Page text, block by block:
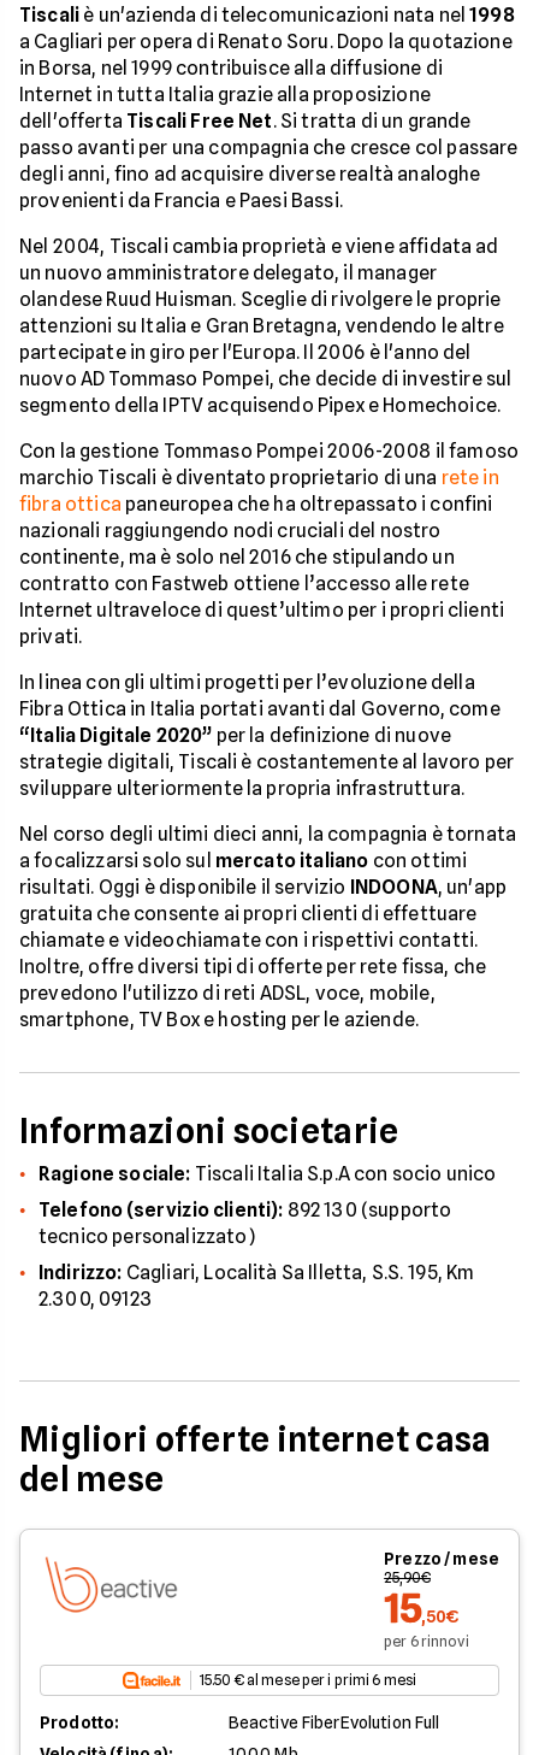
Tiscali è un'azienda di telecomunicazioni nata nel1998
a Cagliari per opera di Renato Soru. Dopo la quotazione
in Borsa, nel 1999 contribuisce alla diffusione di
Internet in tutta Italia grazie alla proposizione
dell'offerta Tiscali Free Net. Si tratta di un grande
passo avanti per una compagnia che cresce col passare
degli anni, fino ad acquisire diverse realtà analoghe
provenienti da Francia e Paesi Bassi.
Nel 2004, Tiscali cambia proprietà e viene affidata ad
un nuovo amministratore delegato, il manager
olandese Ruud Huisman. Sceglie di rivolgere le proprie
attenzioni su Italia e Gran Bretagna, vendendo le altre
partecipate in giro per l'Europa. Il 2006 è l'anno del
nuovo AD Tommaso Pompei, che decide di investire sul
segmento della IPTV acquisendo Pipex e Homechoice.
Con la gestione Tommaso Pompei 2006-2008 il famoso
marchio Tiscali è diventato proprietario di una rete in
fibra ottica paneuropea che ha oltrepassato i confini
nazionali raggiungendo nodi cruciali del nostro
continente, ma è solo nel 2016 che stipulando un
contratto con Fastweb ottiene l’accesso alle rete
Internet ultraveloce di quest’ultimo per i propri clienti
privati.
In linea con gli ultimi progetti per l’evoluzione della
Fibra Ottica in Italia portati avanti dal Governo, come
“Italia Digitale 2020” per la definizione di nuove
strategie digitali, Tiscali è costantemente al lavoro per
sviluppare ulteriormente la propria infrastruttura.
Nel corso degli ultimi dieci anni, la compagnia è tornata
a focalizzarsi solo sul mercato italiano con ottimi
risultati. Oggi è disponibile il servizio INDOONA, un'app
gratuita che consente ai propri clienti di effettuare
chiamate e videochiamate con i rispettivi contatti.
Inoltre, offre diversi tipi di offerte per rete fissa, che
prevedono l'utilizzo di reti ADSL, voce, mobile,
smartphone, TV Box e hosting per le aziende.
Informazioni societarie
Ragione sociale: Tiscali Italia S.p.A con socio unico
Telefono (servizio clienti): 892 130 (supporto
tecnico personalizzato)
Indirizzo: Cagliari, Località Sa Illetta, S.S. 195, Km
2.300, 09123
Migliori offerte internet casa
del mese
Prezzo / mese
25,90€
15,50€
per 6 rinnovi
15.50 € al mese per i primi 6 mesi
Prodotto:
Beactive FiberEvolution Full